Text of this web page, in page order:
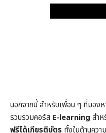
นอกจากนี้ สำหรับเพื่อน ๆ ที่มอง
รวบรวมคอร์ส E-learning สำห
ฟรีได้เกียรติบัตร ทั้งในด้านควา